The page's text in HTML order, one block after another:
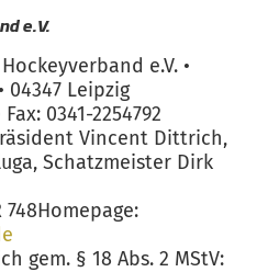
e.V.
e.V. •
04347 Leipzig
0341-2254792
Vincent Dittrich,
Schatzmeister Dirk
gem. § 18 Abs. 2 MStV: